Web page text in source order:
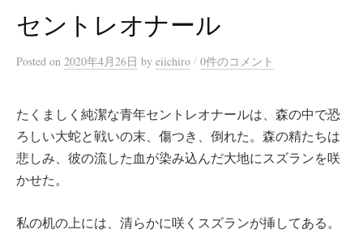
セントレオナール
Posted on 2020年4月26日 by eiichiro / 0件のコメント
たくましく純潔な青年セントレオナールは、森の中で恐
ろしい大蛇と戦いの末、傷つき、倒れた。森の精たちは
悲しみ、彼の流した血が染み込んだ大地にスズランを咲
かせた。
私の机の上には、清らかに咲くスズランが挿してある。